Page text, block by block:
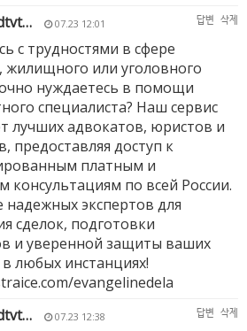
07.23 12:01 답변 삭제
с трудностями в сфере
жилищного или уголовного
нуждаетесь в помощи
специалиста? Наш сервис
лучших адвокатов, юристов и
предоставляя доступ к
платным и
консультациям по всей России.
надежных экспертов для
сделок, подготовки
и уверенной защиты ваших
любых инстанциях!
evangelinedela
07.23 12:38 답변 삭제